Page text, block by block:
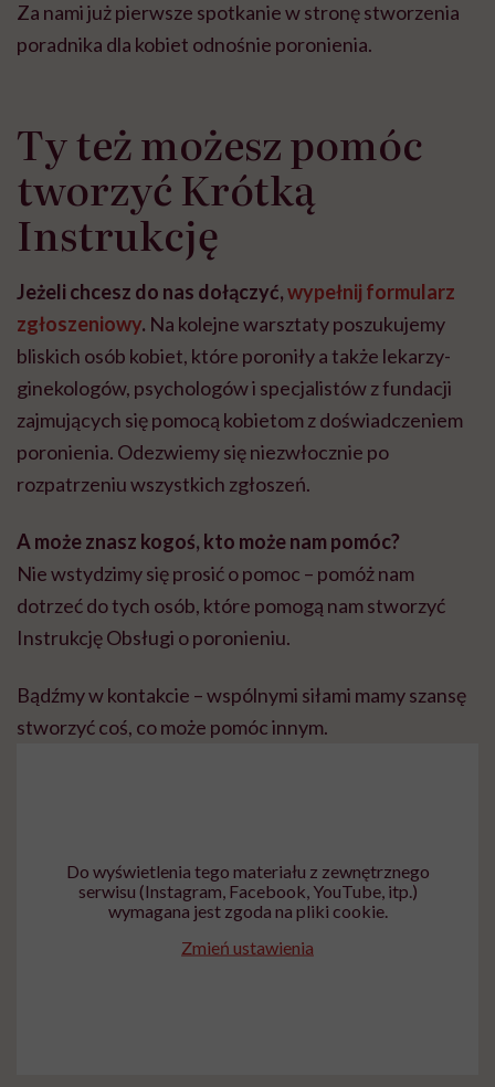
Za nami już pierwsze spotkanie w stronę stworzenia
poradnika dla kobiet odnośnie poronienia.
Ty też możesz pomóc
tworzyć Krótką
Instrukcję
Jeżeli chcesz do nas dołączyć,wypełnij formularz
zgłoszeniowy. Na kolejne warsztaty poszukujemy
bliskich osób kobiet, które poroniły a także lekarzy-
ginekologów, psychologów i specjalistów z fundacji
zajmujących się pomocą kobietom z doświadczeniem
poronienia. Odezwiemy się niezwłocznie po
rozpatrzeniu wszystkich zgłoszeń.
A może znasz kogoś, kto może nam pomóc?
Nie wstydzimy się prosić o pomoc – pomóż nam
dotrzeć do tych osób, które pomogą nam stworzyć
Instrukcję Obsługi o poronieniu.
Bądźmy w kontakcie – wspólnymi siłami mamy szansę
stworzyć coś, co może pomóc innym.
Do wyświetlenia tego materiału z zewnętrznego
serwisu (Instagram, Facebook, YouTube, itp.)
wymagana jest zgoda na pliki cookie.
Zmień ustawienia